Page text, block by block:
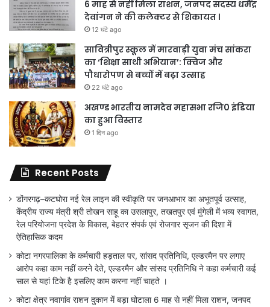
6 माह से नहीं मिला राशन, जनपद सदस्य धर्मेंद्र
देवांगन ने की कलेक्टर से शिकायत ।
12 घंटे ago
सावित्रीपुर स्कूल में मारवाड़ी युवा मंच सांकरा
का ‘शिक्षा साथी अभियान’: क्विज और
पौधारोपण से बच्चों में बढ़ा उत्साह
22 घंटे ago
अखण्ड भारतीय नामदेव महासभा रजि0 इंडिया
का हुआ विस्तार
1 दिन ago
Recent Posts
डोंगरगढ़–कटघोरा नई रेल लाइन की स्वीकृति पर जनआभार का अभूतपूर्व उत्साह,
केंद्रीय राज्य मंत्री श्री तोखन साहू का उसलापुर, तखतपुर एवं मुंगेली में भव्य स्वागत,
रेल परियोजना प्रदेश के विकास, बेहतर संपर्क एवं रोजगार सृजन की दिशा में
ऐतिहासिक कदम
कोटा नगरपालिका के कर्मचारी हड़ताल पर, सांसद प्रतिनिधि, एल्डरमैन पर लगाए
आरोप कहा काम नहीं करने देते, एल्डरमैन और सांसद प्रतिनिधि ने कहा कर्मचारी कई
साल से यहां टिके है इसलिए काम करना नहीं चाहते ।
कोटा क्षेत्र नवागांव राशन दुकान में बड़ा घोटाला 6 माह से नहीं मिला राशन, जनपद